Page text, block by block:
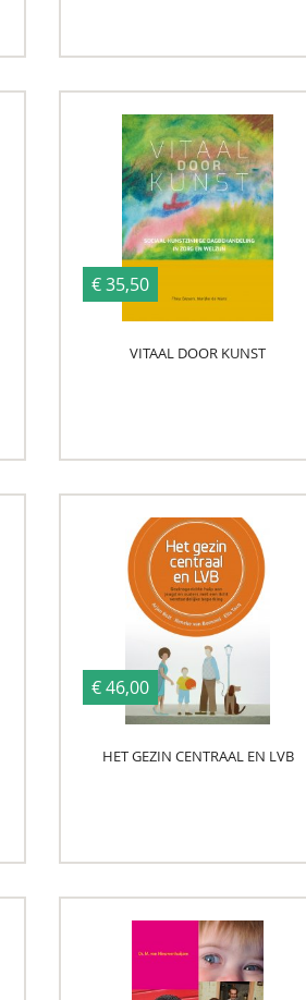
€ 35,50
VITAAL DOOR KUNST
€ 46,00
HET GEZIN CENTRAAL EN LVB